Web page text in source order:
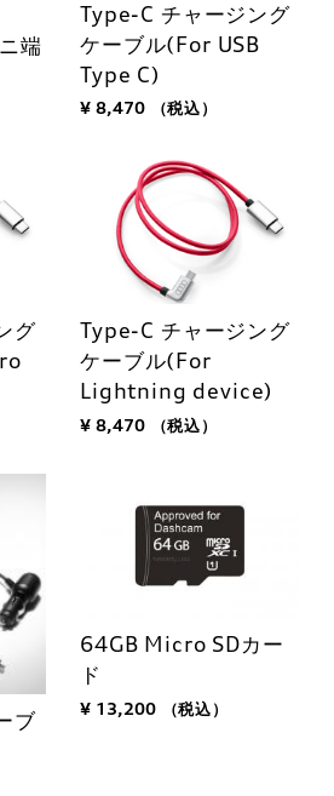
端
Type-C チャージング
ケーブル(For USB
Type C)
¥ 8,470 （税込）
グ
Type-C チャージング
ケーブル(For
Lightning device)
¥ 8,470 （税込）
ブ
64GB Micro SDカー
ド
¥ 13,200 （税込）